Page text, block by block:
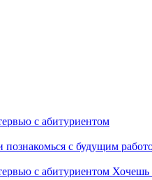
с абитуриентом
с будущим
с абитуриентом